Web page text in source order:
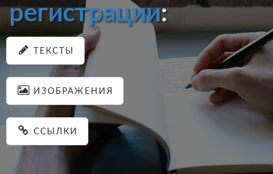
регистрации:
ТЕКСТЫ
ИЗОБРАЖЕНИЯ
ССЫЛКИ